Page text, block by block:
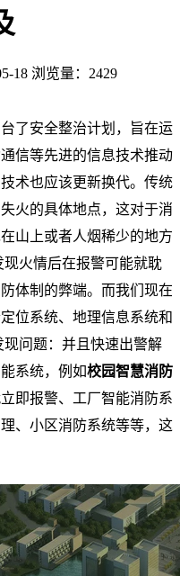
18 浏览量：2429
了安全整治计划，旨在运
信等先进的信息技术推动
术也应该更新换代。传统
火的具体地点，这对于消
山上或者人烟稀少的地方
火情后在报警可能就耽
体制的弊端。而我们现在
位系统、地理信息系统和
问题：并且快速出警解
系统，例如校园智慧消防
即报警、工厂智能消防系
、小区消防系统等等，这